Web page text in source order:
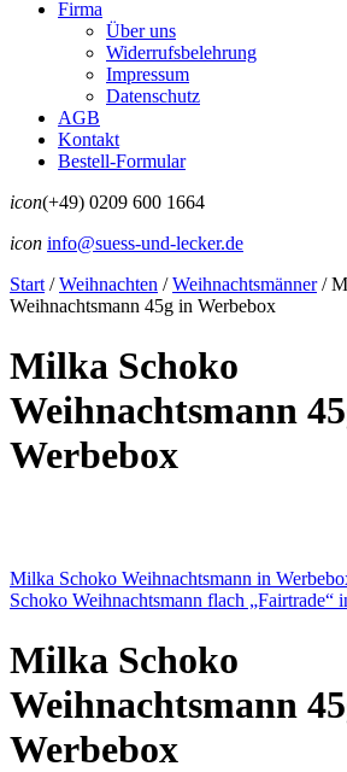
Firma
Über uns
Widerrufsbelehrung
Impressum
Datenschutz
AGB
Kontakt
Bestell-Formular
icon(+49) 0209 600 1664
icon info@suess-und-lecker.de
Start / Weihnachten / Weihnachtsmänner /
Weihnachtsmann 45g in Werbebox
Milka Schoko
Weihnachtsmann
Werbebox
Milka Schoko Weihnachtsmann in
Schoko Weihnachtsmann flach „Fairtrade“
Milka Schoko
Weihnachtsmann
Werbebox